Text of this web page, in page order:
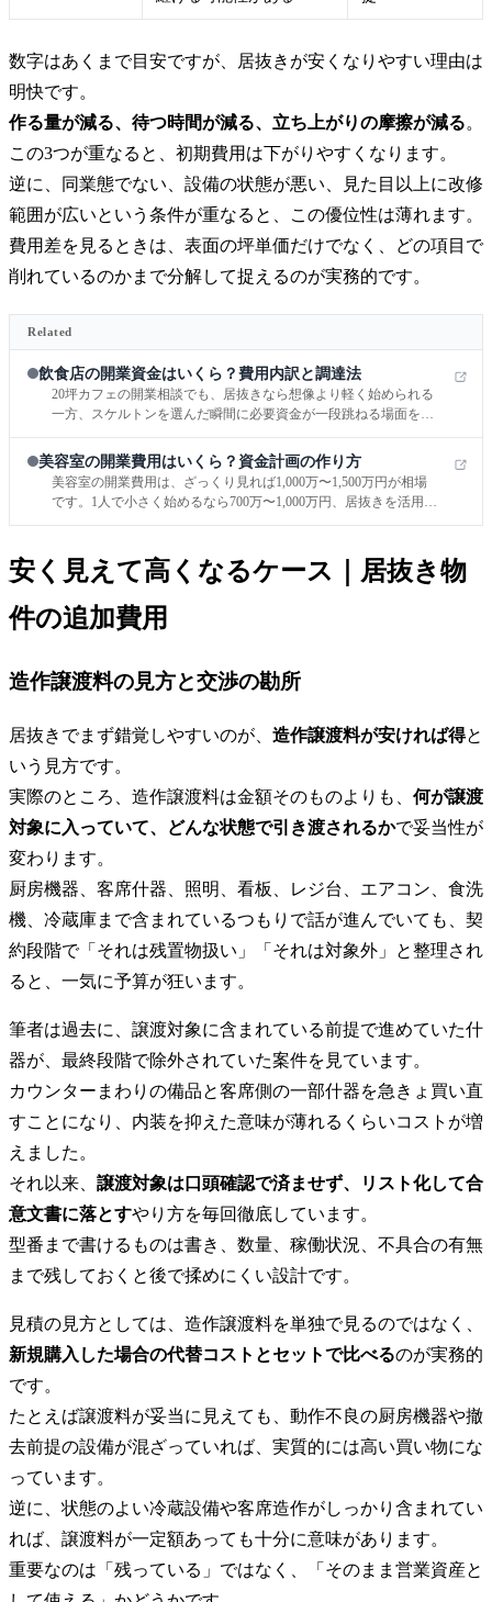
数字はあくまで目安ですが、居抜きが安くなりやすい理由は
明快です。
作る量が減る、待つ時間が減る、立ち上がりの摩擦が減る。
この3つが重なると、初期費用は下がりやすくなります。
逆に、同業態でない、設備の状態が悪い、見た目以上に改修
範囲が広いという条件が重なると、この優位性は薄れます。
費用差を見るときは、表面の坪単価だけでなく、どの項目で
削れているのかまで分解して捉えるのが実務的です。
Related
飲食店の開業資金はいくら？費用内訳と調達法
20坪カフェの開業相談でも、居抜きなら想像より軽く始められる
一方、スケルトンを選んだ瞬間に必要資金が一段跳ねる場面を筆
規開業実態調査では開業費用の平均は約985万円ですが、中央値
は580万円で、500万円未満で始める人も4割以上います。
美容室の開業費用はいくら？資金計画の作り方
美容室の開業費用は、ざっくり見れば1,000万〜1,500万円が相場
です。1人で小さく始めるなら700万〜1,000万円、居抜きを活用で
安く見えて高くなるケース｜居抜き物
件の追加費用
造作譲渡料の見方と交渉の勘所
居抜きでまず錯覚しやすいのが、 造作譲渡料が安ければ得と
いう見方です。
実際のところ、造作譲渡料は金額そのものよりも、 何が譲渡
対象に入っていて、どんな状態で引き渡されるかで妥当性が
変わります。
厨房機器、客席什器、照明、看板、レジ台、エアコン、食洗
機、冷蔵庫まで含まれているつもりで話が進んでいても、契
約段階で「それは残置物扱い」「それは対象外」と整理され
ると、一気に予算が狂います。
筆者は過去に、譲渡対象に含まれている前提で進めていた什
器が、最終段階で除外されていた案件を見ています。
カウンターまわりの備品と客席側の一部什器を急きょ買い直
すことになり、内装を抑えた意味が薄れるくらいコストが増
えました。
それ以来、 譲渡対象は口頭確認で済ませず、リスト化して合
意文書に落とすやり方を毎回徹底しています。
型番まで書けるものは書き、数量、稼働状況、不具合の有無
まで残しておくと後で揉めにくい設計です。
見積の見方としては、造作譲渡料を単独で見るのではなく、
新規購入した場合の代替コストとセットで比べるのが実務的
です。
たとえば譲渡料が妥当に見えても、動作不良の厨房機器や撤
去前提の設備が混ざっていれば、実質的には高い買い物にな
っています。
逆に、状態のよい冷蔵設備や客席造作がしっかり含まれてい
れば、譲渡料が一定額あっても十分に意味があります。
重要なのは「残っている」ではなく、「そのまま営業資産と